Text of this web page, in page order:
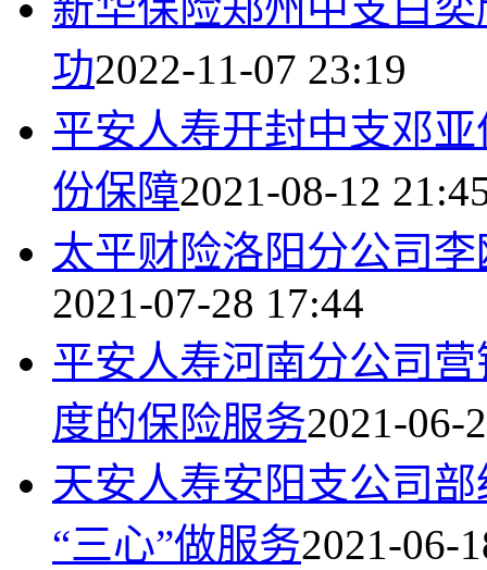
功2022-11-07 23:19
平安人寿开封中支邓
份保障2021-08-12
太平财险洛阳分公司
2021-07-28 17:44
平安人寿河南分公司
度的保险服务2021-06-
天安人寿安阳支公司
“三心”做服务2021-06-